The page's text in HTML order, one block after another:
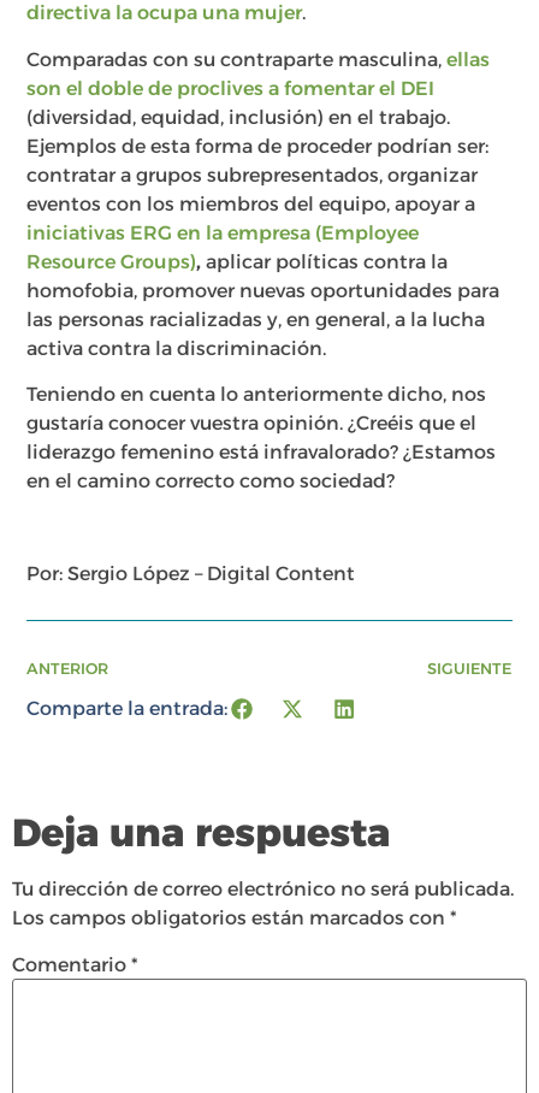
directiva la ocupa una mujer.
Comparadas con su contraparte masculina,ellas
son el doble de proclives a fomentar el DEI
(diversidad, equidad, inclusión) en el trabajo.
Ejemplos de esta forma de proceder podrían ser:
contratar a grupos subrepresentados, organizar
eventos con los miembros del equipo, apoyar a
iniciativas ERG en la empresa (Employee
Resource Groups), aplicar políticas contra la
homofobia, promover nuevas oportunidades para
las personas racializadas y, en general, a la lucha
activa contra la discriminación.
Teniendo en cuenta lo anteriormente dicho, nos
gustaría conocer vuestra opinión. ¿Creéis que el
liderazgo femenino está infravalorado? ¿Estamos
en el camino correcto como sociedad?
Por: Sergio López – Digital Content
ANTERIOR SIGUIENTE
Comparte la entrada:
Deja una respuesta
Tu dirección de correo electrónico no será publicada.
Los campos obligatorios están marcados con *
Comentario *